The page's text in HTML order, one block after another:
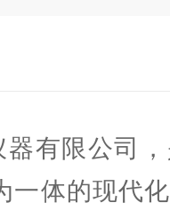
有限公司
一体的现代